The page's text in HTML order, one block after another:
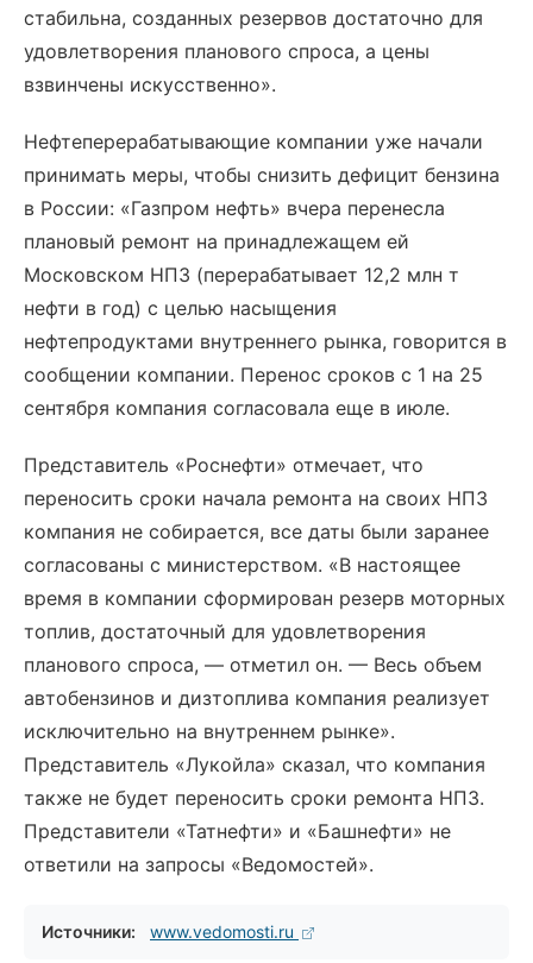
стабильна, созданных резервов достаточно для
удовлетворения планового спроса, а цены
взвинчены искусственно».
Нефтеперерабатывающие компании уже начали
принимать меры, чтобы снизить дефицит бензина
в России: «Газпром нефть» вчера перенесла
плановый ремонт на принадлежащем ей
Московском НПЗ (перерабатывает 12,2 млн т
нефти в год) с целью насыщения
нефтепродуктами внутреннего рынка, говорится в
сообщении компании. Перенос сроков с 1 на 25
сентября компания согласовала еще в июле.
Представитель «Роснефти» отмечает, что
переносить сроки начала ремонта на своих НПЗ
компания не собирается, все даты были заранее
согласованы с министерством. «В настоящее
время в компании сформирован резерв моторных
топлив, достаточный для удовлетворения
планового спроса, — отметил он. — Весь объем
автобензинов и дизтоплива компания реализует
исключительно на внутреннем рынке».
Представитель «Лукойла» сказал, что компания
также не будет переносить сроки ремонта НПЗ.
Представители «Татнефти» и «Башнефти» не
ответили на запросы «Ведомостей».
Источники: www.vedomosti.ru